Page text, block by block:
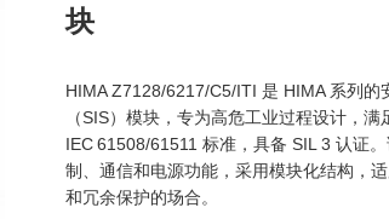
块
HIMA Z7128/6217/C5/ITI 是 HIMA 系列的
（SIS）模块，专为高危工业过程设计，满
IEC 61508/61511 标准，具备 SIL 3 认证
制、通信和电源功能，采用模块化结构，
和冗余保护的场合。